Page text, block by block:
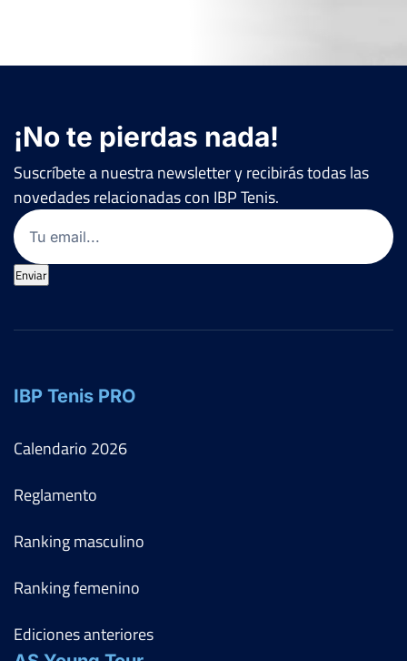
¡No te pierdas nada!
Suscríbete a nuestra newsletter y recibirás todas las
novedades relacionadas con IBP Tenis.
Email
Enviar
IBP Tenis PRO
Calendario 2026
Reglamento
Ranking masculino
Ranking femenino
Ediciones anteriores